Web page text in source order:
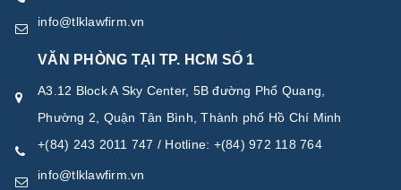
info@tlklawfirm.vn
VĂN PHÒNG TẠI TP. HCM SỐ 1
A3.12 Block A Sky Center, 5B đường Phổ Quang,
Phường 2, Quận Tân Bình, Thành phố Hồ Chí Minh
+(84) 243 2011 747 / Hotline: +(84) 972 118 764
info@tlklawfirm.vn